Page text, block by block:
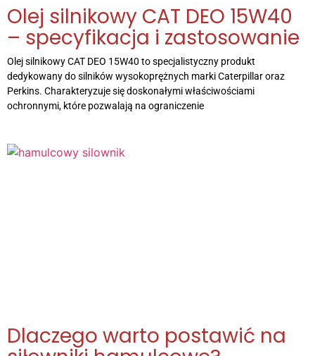
Olej silnikowy CAT DEO 15W40
– specyfikacja i zastosowanie
Olej silnikowy CAT DEO 15W40 to specjalistyczny produkt
dedykowany do silników wysokoprężnych marki Caterpillar oraz
Perkins. Charakteryzuje się doskonałymi właściwościami
ochronnymi, które pozwalają na ograniczenie
Dlaczego warto postawić na